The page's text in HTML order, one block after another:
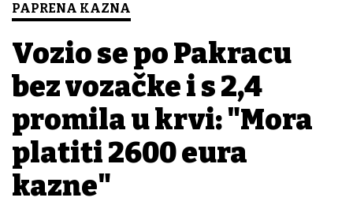
PAPRENA KAZNA
Vozio se po Pakracu
bez vozačke i s 2,4
promila u krvi: "Mora
platiti 2600 eura
kazne"